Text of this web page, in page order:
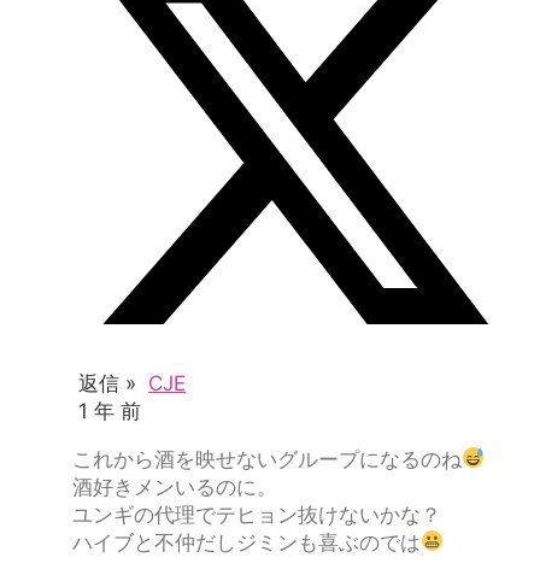
返信 » CJE
1 年 前
これから酒を映せないグループになるのね
酒好きメンいるのに。
ユンギの代理でテヒョン抜けないかな？
ハイブと不仲だしジミンも喜ぶのでは